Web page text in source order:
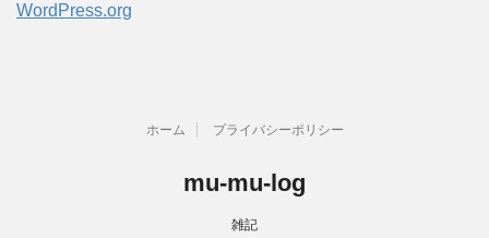
WordPress.org
ホーム プライバシーポリシー
mu-mu-log
雑記